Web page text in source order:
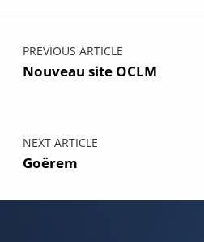
Navigation de l’article
PREVIOUS ARTICLE
Nouveau site OCLM
NEXT ARTICLE
Goërem